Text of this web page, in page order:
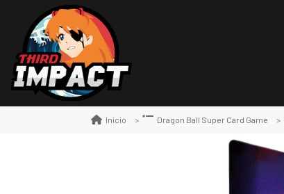
Inicio Dragon Ball Super Card Game